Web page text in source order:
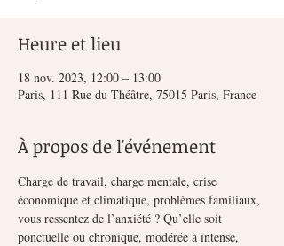
Heure et lieu
18 nov. 2023, 12:00 – 13:00
Paris, 111 Rue du Théâtre, 75015 Paris, France
À propos de l'événement
Charge de travail, charge mentale, crise
économique et climatique, problèmes familiaux,
vous ressentez de l’anxiété ? Qu’elle soit
ponctuelle ou chronique, modérée à intense,